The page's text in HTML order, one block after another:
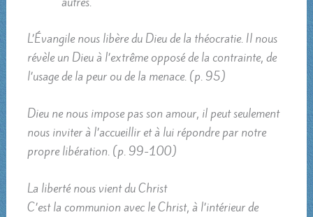
L’Évangile nous libère du Dieu de la théocratie. Il nous
révèle un Dieu à l’extrême opposé de la contrainte, de
l’usage de la peur ou de la menace. (p. 95)
Dieu ne nous impose pas son amour, il peut seulement
nous inviter à l’accueillir et à lui répondre par notre
propre libération. (p. 99-100)
La liberté nous vient du Christ
C’est la communion avec le Christ, à l’intérieur de